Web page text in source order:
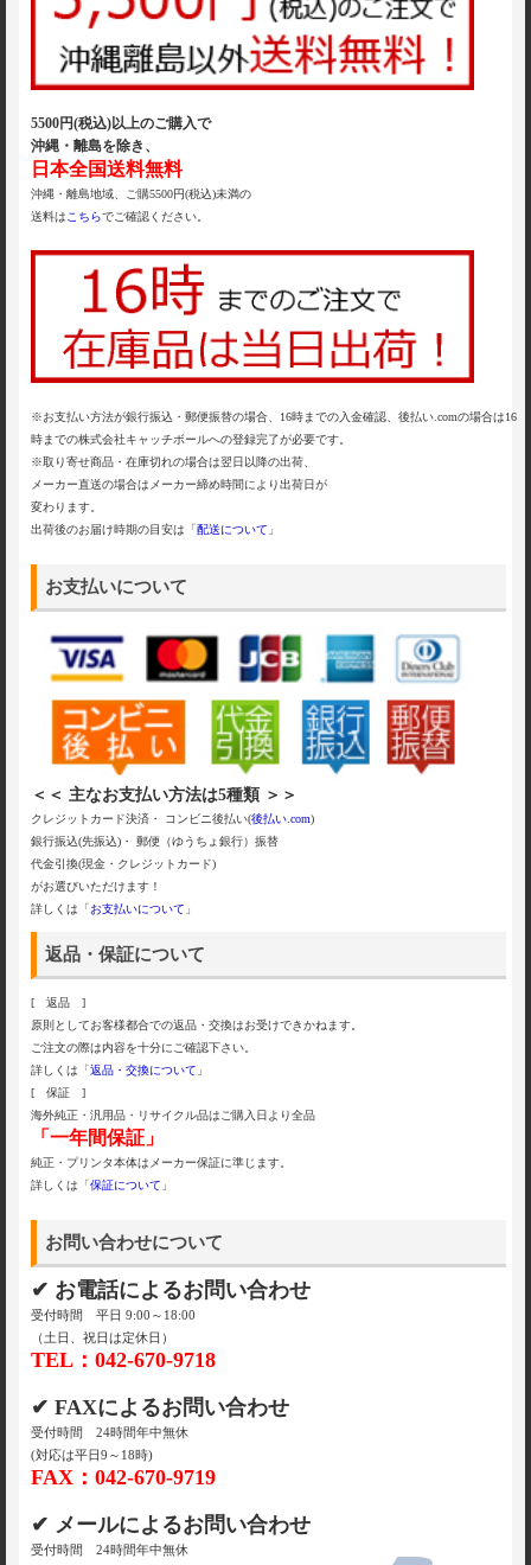
5500円(税込)以上のご購入で
沖縄・離島を除き、
日本全国送料無料
沖縄・離島地域、ご購5500円(税込)未満の
送料は こちらでご確認ください。
※お支払い方法が銀行振込・郵便振替の場合、16時までの入金確認、後払い.comの場合は16
時までの株式会社キャッチボールへの登録完了が必要です。
※取り寄せ商品・在庫切れの場合は翌日以降の出荷、
メーカー直送の場合はメーカー締め時間により出荷日が
変わります。
出荷後のお届け時期の目安は「配送について 」
お支払いについて
＜＜ 主なお支払い方法は5種類 ＞＞
クレジットカード決済・ コンビニ後払い(後払い.com)
銀行振込(先振込)・ 郵便（ゆうちょ銀行）振替
代金引換(現金・クレジットカード)
がお選びいただけます！
詳しくは「お支払いについて 」
返品・保証について
[ 返品 ]
原則としてお客様都合での返品・交換はお受けできかねます。
ご注文の際は内容を十分にご確認下さい。
詳しくは「返品・交換について 」
[ 保証 ]
海外純正・汎用品・リサイクル品はご購入日より全品
「一年間保証」
純正・プリンタ本体はメーカー保証に準じます。
詳しくは「保証について 」
お問い合わせについて
✔ お電話によるお問い合わせ
受付時間 平日 9:00～18:00
（土日、祝日は定休日）
TEL：042-670-9718
✔ FAXによるお問い合わせ
受付時間 24時間年中無休
(対応は平日9～18時)
FAX：042-670-9719
✔ メールによるお問い合わせ
受付時間 24時間年中無休